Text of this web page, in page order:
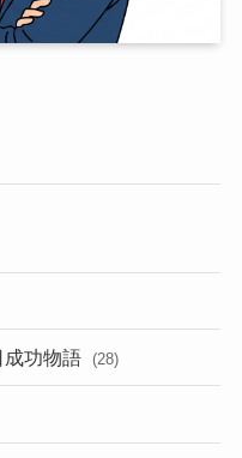
成功物語 (28)